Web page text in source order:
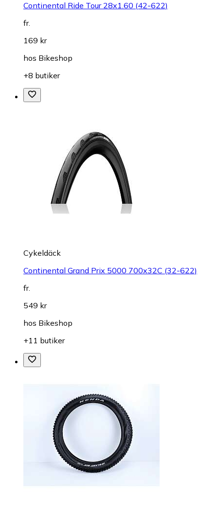
Continental Ride Tour 28x1.60 (42-622)
fr.
169 kr
hos Bikeshop
+8 butiker
Cykeldäck
Continental Grand Prix 5000 700x32C (32-622)
fr.
549 kr
hos Bikeshop
+11 butiker